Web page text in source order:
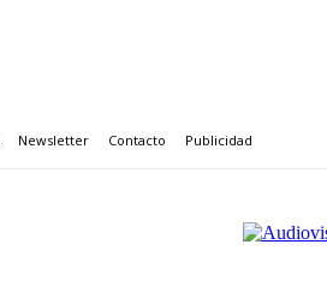
Newsletter Contacto Publicidad